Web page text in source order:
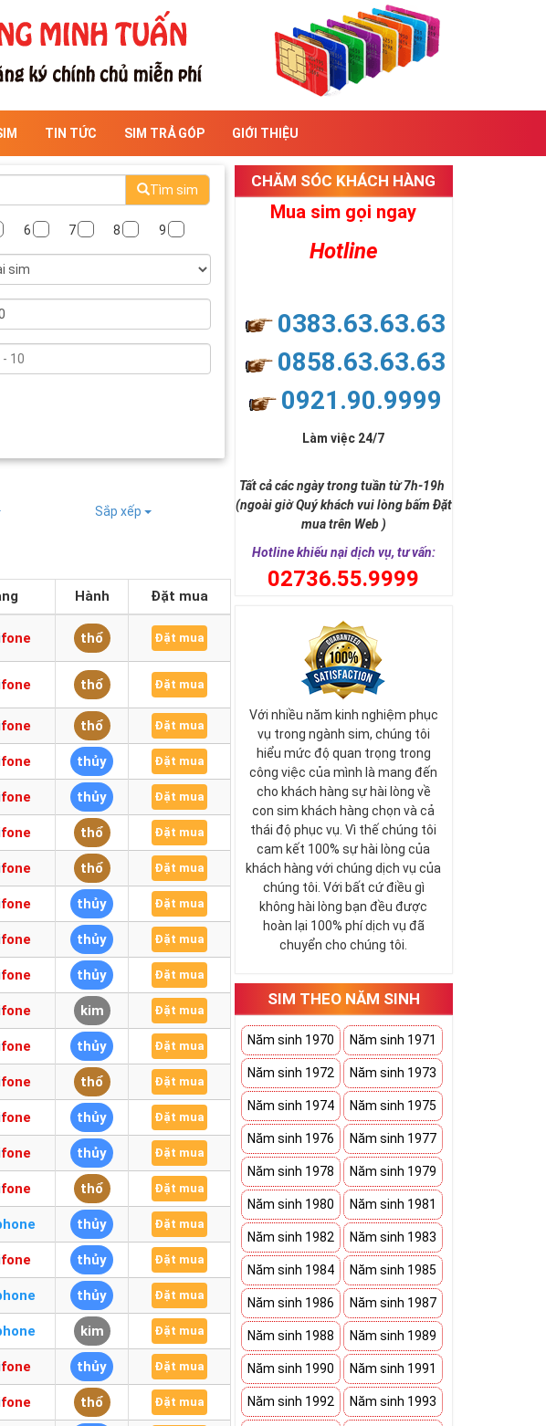
TIN TỨC SIM TRẢ GÓP GIỚI THIỆU
Tìm sim
6 7 8 9
Sắp xếp
Hành Đặt mua
thổ Đặt mua
thổ Đặt mua
thổ Đặt mua
thủy Đặt mua
thủy Đặt mua
thổ Đặt mua
thổ Đặt mua
thủy Đặt mua
thủy Đặt mua
thủy Đặt mua
kim Đặt mua
thủy Đặt mua
thổ Đặt mua
thủy Đặt mua
thủy Đặt mua
thổ Đặt mua
thủy Đặt mua
thủy Đặt mua
thủy Đặt mua
kim Đặt mua
thủy Đặt mua
thổ Đặt mua
CHĂM SÓC KHÁCH HÀNG
Mua sim gọi ngay
Hotline
0383.63.63.63
0858.63.63.63
0921.90.9999
Làm việc 24/7
Tất cả các ngày trong tuần từ 7h-19h
(ngoài giờ Quý khách vui lòng bấm Đặt
mua trên Web )
Hotline khiếu nại dịch vụ, tư vấn:
02736.55.9999
Với nhiều năm kinh nghiệm phục
vụ trong ngành sim, chúng tôi
hiểu mức độ quan trọng trong
công việc của mình là mang đến
cho khách hàng sự hài lòng về
con sim khách hàng chọn và cả
thái độ phục vụ. Vì thế chúng tôi
cam kết 100% sự hài lòng của
khách hàng với chúng dịch vụ của
chúng tôi. Với bất cứ điều gì
không hài lòng bạn đều được
hoàn lại 100% phí dịch vụ đã
chuyển cho chúng tôi.
SIM THEO NĂM SINH
Năm sinh 1970 Năm sinh 1971
Năm sinh 1972 Năm sinh 1973
Năm sinh 1974 Năm sinh 1975
Năm sinh 1976 Năm sinh 1977
Năm sinh 1978 Năm sinh 1979
Năm sinh 1980 Năm sinh 1981
Năm sinh 1982 Năm sinh 1983
Năm sinh 1984 Năm sinh 1985
Năm sinh 1986 Năm sinh 1987
Năm sinh 1988 Năm sinh 1989
Năm sinh 1990 Năm sinh 1991
Năm sinh 1992 Năm sinh 1993